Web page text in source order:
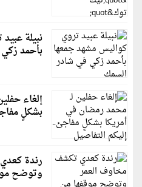
نبيلة
بأحمد
إلغاء
بشكلٍ
رندة
وتوضح